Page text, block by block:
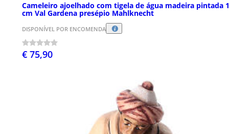
Cameleiro ajoelhado com tigela de água madeira pintada
cm Val Gardena presépio Mahlknecht
DISPONÍVEL POR ENCOMENDA
€ 75,90